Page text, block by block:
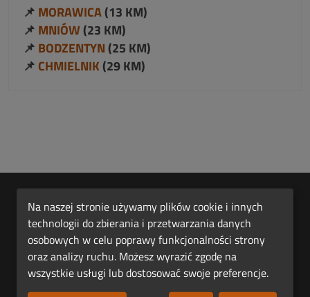
📌 MORAWICA(13 KM)
📌 MNIÓW(23 KM)
📌 BODZENTYN(25 KM)
📌 CHMIELNIK(29 KM)
Pierwsza Polska Platforma Funeralna FUNER®.
Na naszej stronie używamy plików cookie i innych
technologii do zbierania i przetwarzania danych
osobowych w celu poprawy funkcjonalności strony
oraz analizy ruchu. Możesz wyrazić zgodę na
wszystkie usługi lub dostosować swoje preferencje.